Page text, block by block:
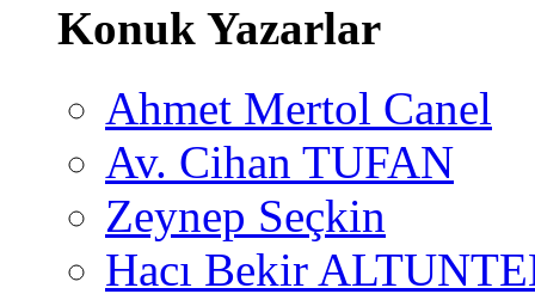
Konuk Yazarlar
Ahmet Mertol Canel
Av. Cihan TUFAN
Zeynep Seçkin
Hacı Bekir